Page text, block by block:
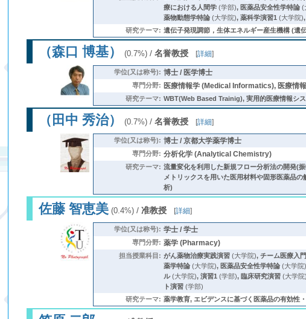
療における人間学 (学部), 医薬品安全性学特論 (
薬物動態学特論 (大学院),薬科学演習1 (大学院)
研究テーマ: 遺伝子発現調節，生体エネルギー産生機構 (
（森口 博基） (0.7%) /名誉教授 [詳細]
学位(又は称号): 博士 / 医学博士
専門分野: 医療情報学 (Medical Informatics), 医療情
研究テーマ: WBT(Web Based Trainig), 実用的医療情報シ
（田中 秀治） (0.7%) /名誉教授 [詳細]
学位(又は称号): 博士 / 京都大学薬学博士
専門分野: 分析化学 (Analytical Chemistry)
研究テーマ: 流量変化を利用した新規フロー分析法の開発(
メトリックスを用いた医用材料や固形医薬品
析)
佐藤 智恵美 (0.4%) /准教授 [詳細]
学位(又は称号): 学士 / 学士
専門分野: 薬学 (Pharmacy)
担当授業科目: がん薬物治療実践演習 (大学院),チーム医療入門
薬学特論 (大学院), 医薬品安全性学特論 (大学院
ル(大学院),演習1 (学部),臨床研究演習 (大学
ト演習 (学部)
研究テーマ: 薬学教育, エビデンスに基づく医薬品の有効性